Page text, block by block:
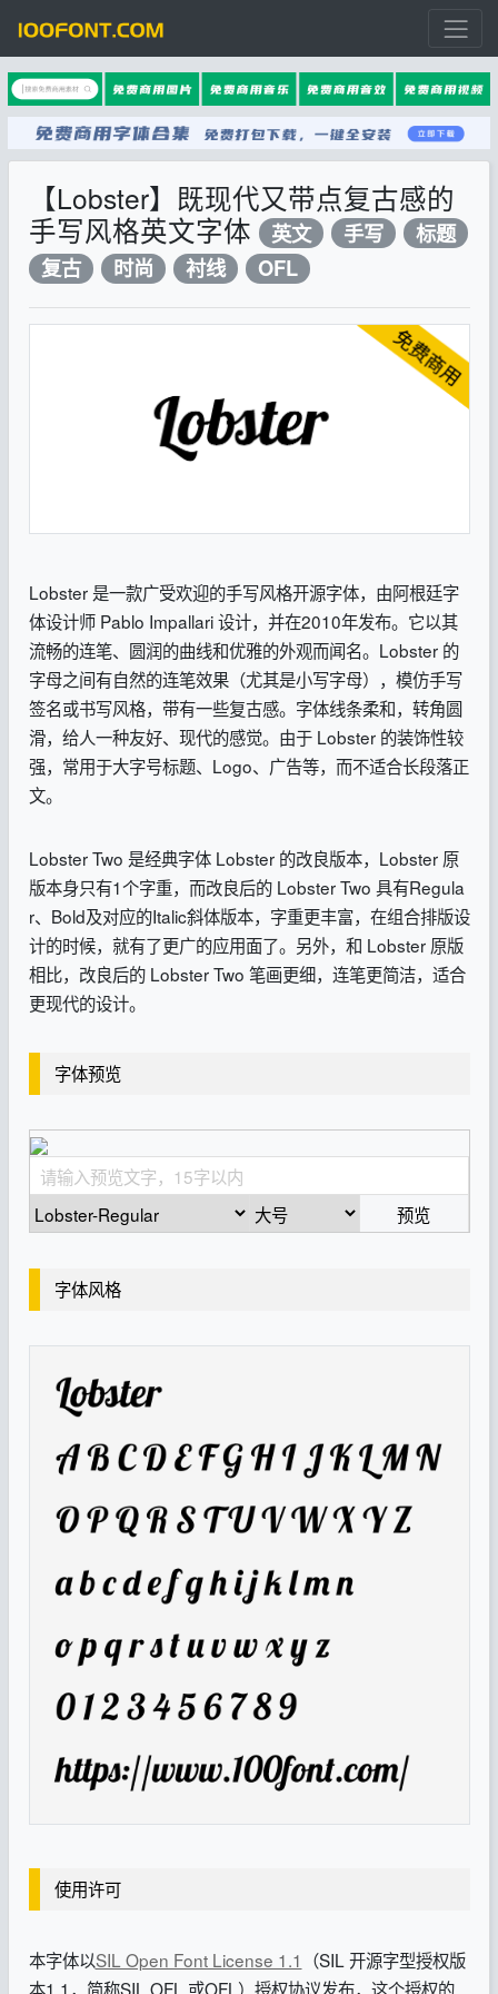
【Lobster】既现代又带点复古感的
手写风格英文字体
英文 手写
标题
复古
时尚 衬线 OFL
Lobster 是一款广受欢迎的手写风格开源字体，由阿根廷字
体设计师 Pablo Impallari 设计，并在2010年发布。它以其
流畅的连笔、圆润的曲线和优雅的外观而闻名。Lobster 的
字母之间有自然的连笔效果（尤其是小写字母），模仿手写
签名或书写风格，带有一些复古感。字体线条柔和，转角圆
滑，给人一种友好、现代的感觉。由于 Lobster 的装饰性较
强，常用于大字号标题、Logo、广告等，而不适合长段落正
文。
Lobster Two 是经典字体 Lobster 的改良版本，Lobster 原
版本身只有1个字重，而改良后的 Lobster Two 具有Regula
r、Bold及对应的Italic斜体版本，字重更丰富，在组合排版设
计的时候，就有了更广的应用面了。另外，和 Lobster 原版
相比，改良后的 Lobster Two 笔画更细，连笔更简洁，适合
更现代的设计。
字体预览
预览
字体风格
使用许可
本字体以SIL Open Font License 1.1 （SIL 开源字型授权版
本1.1，简称SIL OFL 或OFL）授权协议发布，这个授权的